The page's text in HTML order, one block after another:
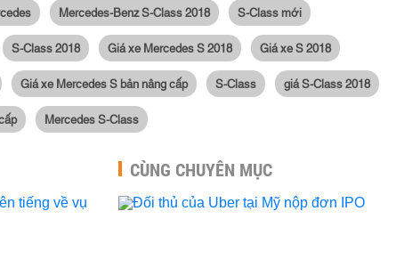
Mercedes-Benz S-Class 2018 S-Class mới
S-Class 2018 Giá xe Mercedes S 2018 Giá xe S 2018
Giá xe Mercedes S bản nâng cấp S-Class giá S-Class 2018
Mercedes S-Class
CÙNG CHUYÊN MỤC